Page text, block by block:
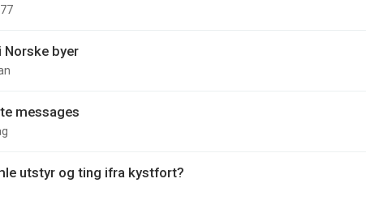
Norske byer
messages
utstyr og ting ifra kystfort?